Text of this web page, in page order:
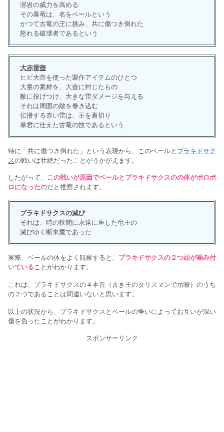
溶岩の威力を高める
その暴竜は、名をベールという
かつて古竜の王に挑み、共に傷つき倒れた
怒れる破壊者であるという
大赤雷壺
ヒビ大壺を使った製作アイテムのひとつ
大量の素材を、大壺に封じたもの
敵に投げつけ、大きな雷ダメージを与える
それは周囲の敵を巻き込む
伝播する赤い雷は、王を裏切り
暴君に仕えた古竜の技であるという
特に「共に傷つき倒れた」という表現から、このベールと プラキドサク
スの戦いは壮絶だったことがうかがえます。
したがって、 この戦いが原因でベールとプラキドサクスのの体がボロボ
ロになったのだと推察されます。
プラキドサクスの滅び
それは、時の狭間に永遠に座した竜王の
滅びゆく断末魔であった
実際、ベールの体をよく観察すると、 プラキドサクスの２つ頭が噛み付
いていることがわかります。
これは、プラキドサクスの４本首（古き王のタリスマンで示唆）のうち
の２つであることは間違いないと思います。
以上の状況から、プラキドサクスとベールの争いによってお互いが深い
傷を負ったことがわかります。
スポンサーリンク